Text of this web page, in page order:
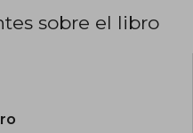
sobre el libro